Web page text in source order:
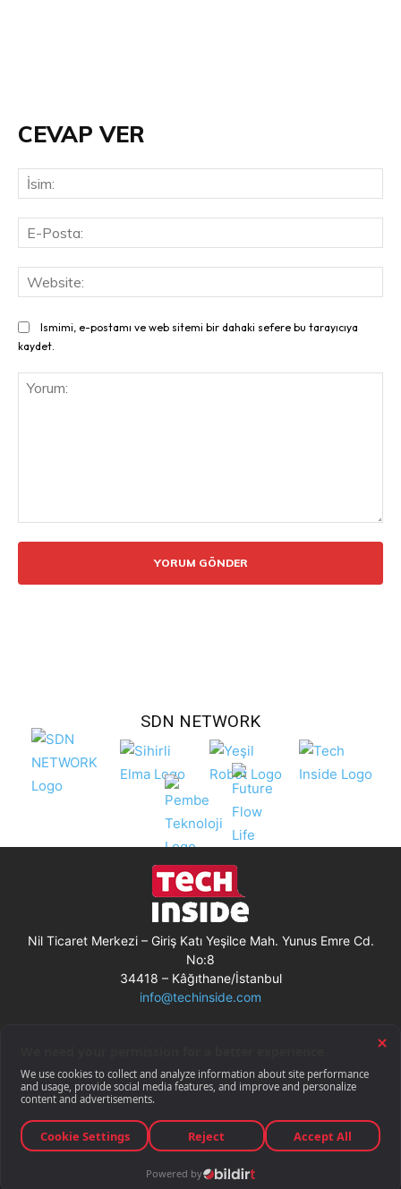
CEVAP VER
Ismimi, e-postamı ve web sitemi bir dahaki sefere bu tarayıcıya
kaydet.
SDN NETWORK
Nil Ticaret Merkezi – Giriş Katı Yeşilce Mah. Yunus Emre Cd.
No:8
34418 – Kâğıthane/İstanbul
info@techinside.com
Gizlilik Bildirimi
RSS
© Techinside.com, İnternet Medyası